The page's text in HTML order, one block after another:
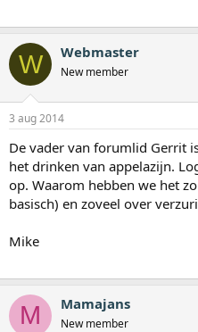
W Webmaster
New member
3 aug 2014
De vader van forumlid Gerrit
het drinken van appelazijn.
op. Waarom hebben we het
basisch) en zoveel over
Mike
M Mamajans
New member